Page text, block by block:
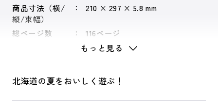
商品寸法（横/
縦/束幅）
210 × 297 × 5.8 mm
総ページ数 116ページ
もっと見る
北海道の夏をおいしく遊ぶ！